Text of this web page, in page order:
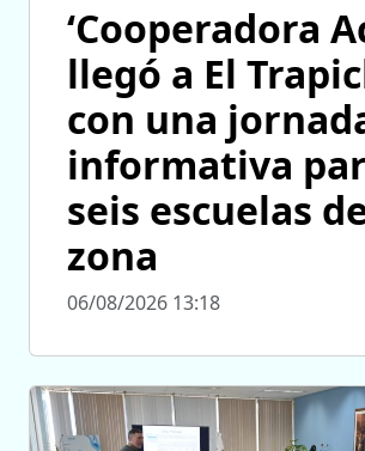
‘Cooperadora
llegó a El
con una
informativa
seis escuelas
zona
06/08/2026 13:18